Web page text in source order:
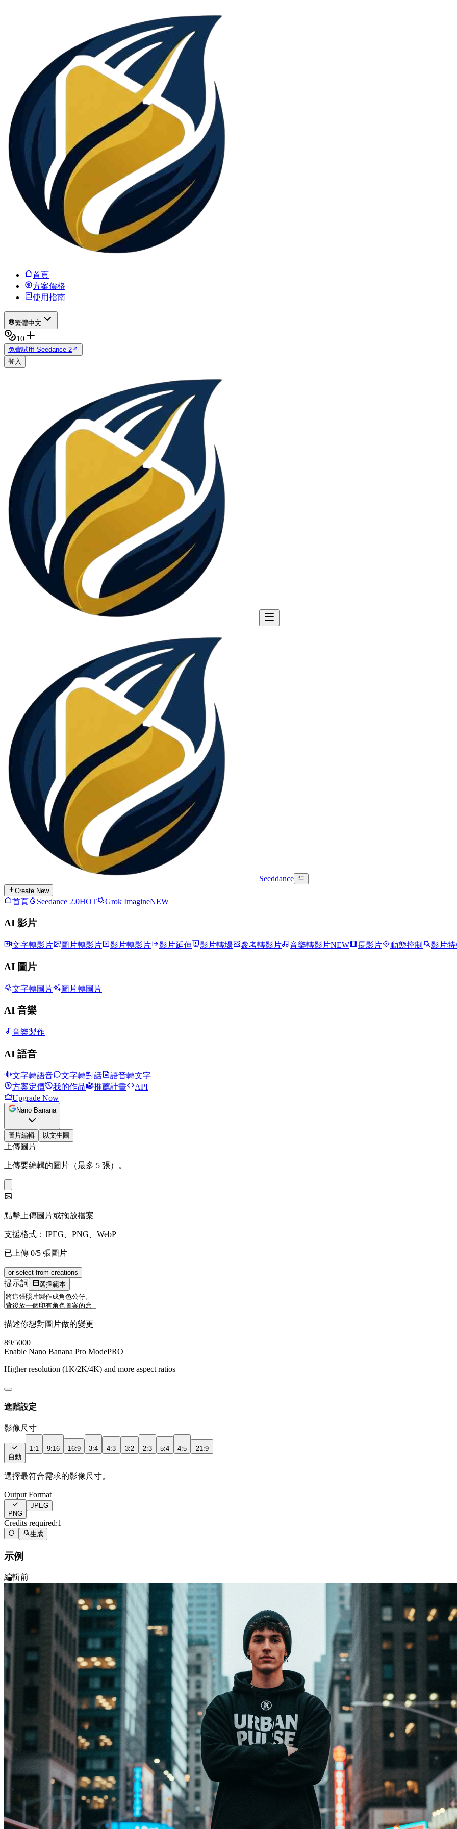
首頁
方案價格
使用指南
繁體中文
10
免費試用 Seedance 2
登入
Seeddance
Create New
首頁 Seedance 2.0HOT Grok ImagineNEW
AI 影片
文字轉影片 圖片轉影片 影片轉影片 影片延伸 影片轉場 參考轉影片 音樂轉影片NEW 長影片 動態控制 影片特
AI 圖片
文字轉圖片 圖片轉圖片
AI 音樂
音樂製作
AI 語音
文字轉語音 文字轉對話
語音轉文字
方案定價
我的作品 推薦計畫
API
Upgrade Now
Nano Banana
圖片編輯 以文生圖
上傳圖片
上傳要編輯的圖片（最多 5 張）。
點擊上傳圖片或拖放檔案
支援格式：JPEG、PNG、WebP
已上傳 0/5 張圖片
or select from creations
提示詞 選擇範本
描述你想對圖片做的變更
89/5000
Enable Nano Banana Pro ModePRO
Higher resolution (1K/2K/4K) and more aspect ratios
進階設定
影像尺寸
自動
1:1 9:16 16:9 3:4 4:3 3:2 2:3 5:4 4:5 21:9
選擇最符合需求的影像尺寸。
Output Format
PNG
JPEG
Credits required:1
生成
示例
編輯前